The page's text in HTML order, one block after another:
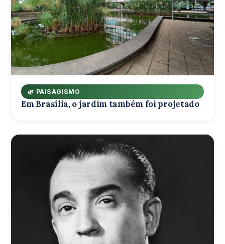
🌿 PAISAGISMO
Em Brasília, o jardim também foi projetado